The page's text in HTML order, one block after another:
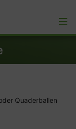
Quaderballen